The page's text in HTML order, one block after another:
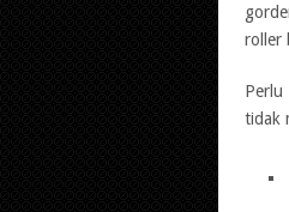
roller
tidak